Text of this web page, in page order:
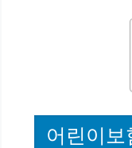
어린이